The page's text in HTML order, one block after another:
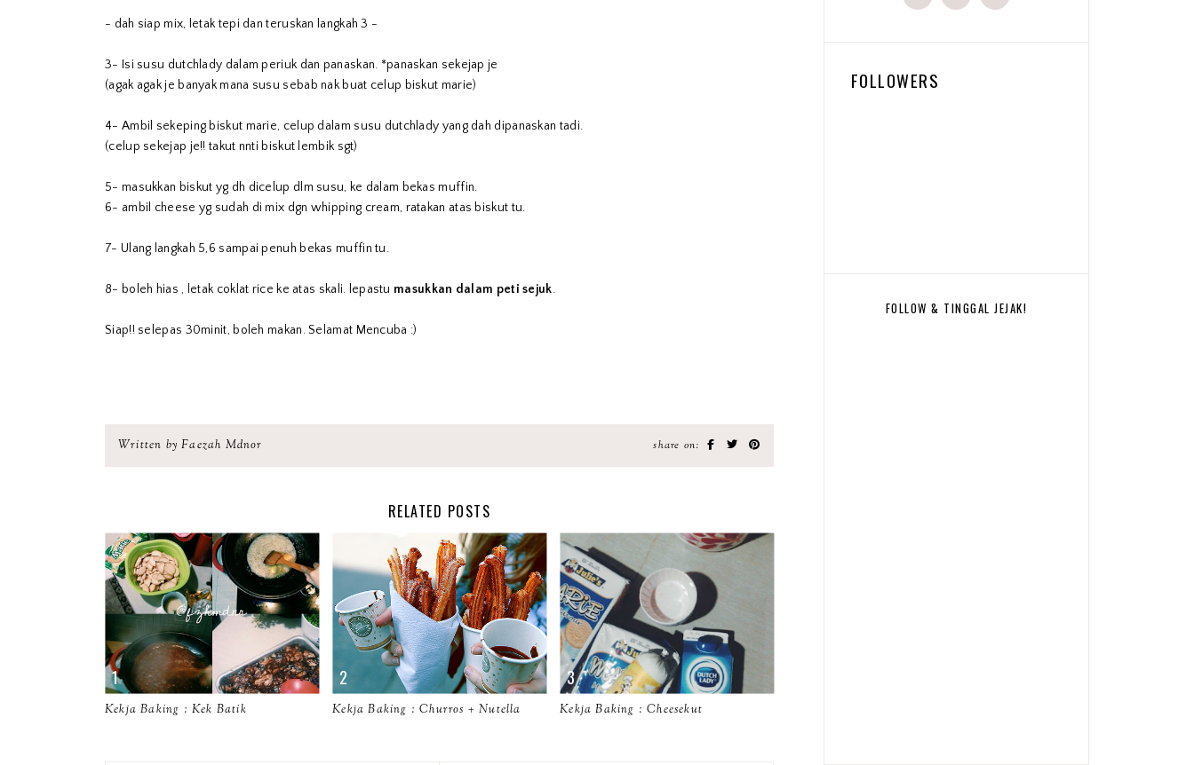
- dah siap mix, letak tepi dan teruskan langkah 3 -
3- Isi susu dutchlady dalam periuk dan panaskan. *panaskan sekejap je
(agak agak je banyak mana susu sebab nak buat celup biskut marie)
4- Ambil sekeping biskut marie, celup dalam susu dutchlady yang dah dipanaskan tadi.
(celup sekejap je!! takut nnti biskut lembik sgt)
5- masukkan biskut yg dh dicelup dlm susu, ke dalam bekas muffin.
6- ambil cheese yg sudah di mix dgn whipping cream, ratakan atas biskut tu.
7- Ulang langkah 5,6 sampai penuh bekas muffin tu.
8- boleh hias , letak coklat rice ke atas skali. lepastu masukkan dalam peti sejuk.
Siap!! selepas 30minit, boleh makan. Selamat Mencuba :)
Written by Faezah Mdnor share on:
RELATED POSTS
Kekja Baking : Kek Batik Kekja Baking : Churros + Nutella Kekja Baking : Cheesekut
FOLLOWERS
FOLLOW & TINGGAL JEJAK!